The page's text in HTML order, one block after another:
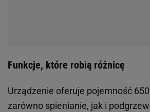
Funkcje, które robią różnicę
Urządzenie oferuje pojemność
zarówno spienianie, jak i